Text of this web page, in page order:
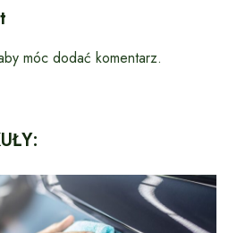
móc dodać komentarz.